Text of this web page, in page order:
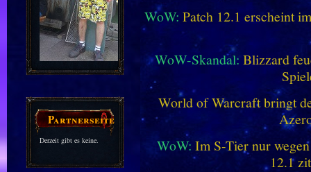
Partnerseiten
Derzeit gibt es keine.
WoW: Patch 12.1 erscheint
WoW-Skandal: Blizzard
World of Warcraft bringt
WoW: Im S-Tier nur
12.1